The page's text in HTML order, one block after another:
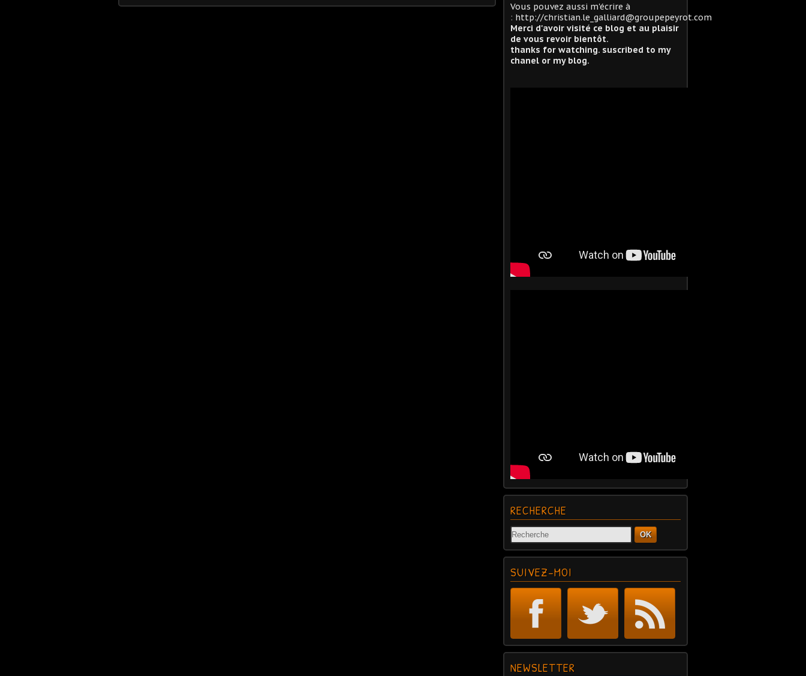
Vous pouvez aussi m'écrire à
: http://christian.le_galliard@groupepeyrot.com
Merci d'avoir visité ce blog et au plaisir
de vous revoir bientôt.
thanks for watching. suscribed to my
chanel or my blog.
RECHERCHE
OK
SUIVEZ-MOI
NEWSLETTER